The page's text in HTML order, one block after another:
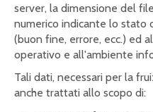
server, la dimensione del
numerico indicante lo stato
(buon fine, errore, ecc.) ed
operativo e all'ambiente
Tali dati, necessari per la
anche trattati allo scopo di: